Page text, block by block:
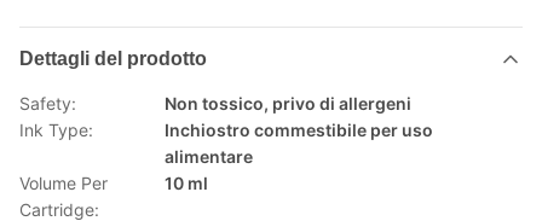
Dettagli del prodotto
Safety:
Non tossico, privo di allergeni
Ink Type:
Inchiostro commestibile per uso
alimentare
Volume Per
Cartridge:
10 ml